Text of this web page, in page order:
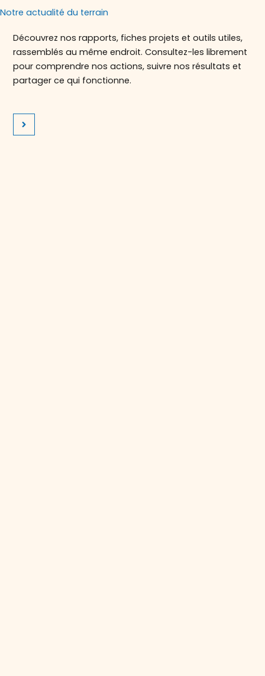
Notre actualité du terrain
Découvrez nos rapports, fiches projets et outils utiles,
rassemblés au même endroit. Consultez-les librement
pour comprendre nos actions, suivre nos résultats et
partager ce qui fonctionne.